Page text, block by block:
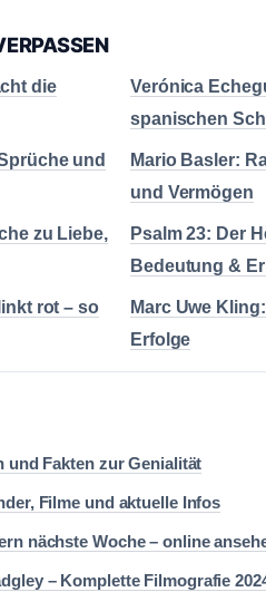
die
Verónica
spanischen
und
Mario Basler:
und Vermögen
zu Liebe,
Psalm 23: Der
Bedeutung &
rot – so
Marc Uwe
Erfolge
und Fakten zur Genialität
Filme und aktuelle Infos
nächste Woche – online
– Komplette Filmografie